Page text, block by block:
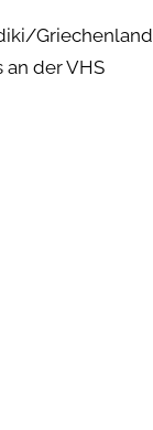
Griechenland
an der VHS